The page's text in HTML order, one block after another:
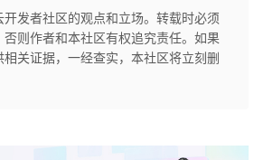
发者社区的观点和立场。转载时必须
则作者和本社区有权追究责任。如果
关证据，一经查实，本社区将立刻删